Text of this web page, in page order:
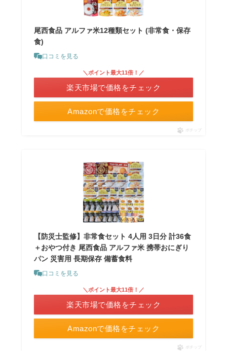
尾西食品 アルファ米12種類セット (非常食・保存
食)
口コミを見る
Amazonで価格をチェック
＼ポイント最大11倍！／
楽天市場で価格をチェック
ポチップ
【防災士監修】非常食セット 4人用 3日分 計36食
＋おやつ付き 尾西食品 アルファ米 携帯おにぎり
パン 災害用 長期保存 備蓄食料
口コミを見る
Amazonで価格をチェック
＼ポイント最大11倍！／
楽天市場で価格をチェック
ポチップ